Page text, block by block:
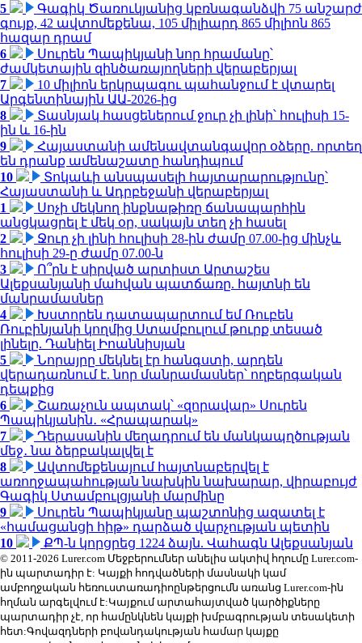
5
Գագիկ Ծառուկյանից կբռնագանձվի 75 անշարժ
գույք, 42 ավտոմեքենա, 105 միլիարդ 865 միլիոն 865
հազար դրամ
6
Սուրեն Պապիկյանի նոր հրամանը՝
ժամկետային զինծառայողների վերաբերյալ
7
10 միլիոն երկրպագու պահանջում է վտարել
Արգենտինային ԱԱ-2026-ից
8
Տասնյակ հասցեներում ջուր չի լինի՝ հուլիսի 15-
ին և 16-ին
9
Հայաստանի ամենավտանգավոր օձերը. որտեղ
են դրանք ամենաշատը հանդիպում
10
Տոկաևի անսպասելի հայտարարությունը՝
Հայաստանի և Ադրբեջանի վերաբերյալ
1
Սոչի մեկնող ինքնաթիռը ճանապարհին
անցկացրել է մեկ օր, սակայն տեղ չի հասել
2
Ջուր չի լինի հուլիսի 28-ին ժամը 07.00-ից մինչև
հուլիսի 29-ը ժամը 07.00-ն
3
Ո՞րն է սիրված արտիստ Արտաշես
Ալեքսանյանի մահվան պատճառը. հայտնի են
մանրամասներ
4
Խստորեն դատապարտում եմ Ռուբեն
Ռուբինյանի կողմից Ստամբուլում թուրք տեսած
լինելը. Դանիել Իոաննիսյան
5
Նորայրը մեկնել էր հանգստի, արդեն
վերադառնում է. նոր մանրամասներ՝ ողբերգական
դեպքից
6
Շառաչուն ապտակ՝ «զորավար» Սուրեն
Պապիկյանին․ «Հրապարակ»
7
Դերասանին մեղադրում են մանկապղծության
մեջ․ նա ձերբակալվել է
8
Ավտոմեքենայում հայտնաբերվել է
առողջապահության նախկին նախարար, վիրաբույժ
Գագիկ Ստամբուլցյանի մարմինը
9
Սուրեն Պապիկյանը պաշտոնից ազատել է
«համացանցի հիթ» դարձած վարչության պետին
10
ՔՊ-ն կորցրեց 1224 ձայն. Վահագն Ալեքսանյան
© 2011-2026 Lurer.com Մեջբերումներ անելիս ակտիվ հղումը Lurer.com-
ին պարտադիր է: Կայքի հոդվածների մասնակի կամ
ամբողջական հեռուստառադիոընթերցումն առանց Lurer.com-ին
հղման արգելվում է:Կայքում արտահայտված կարծիքները
պարտադիր չէ, որ համընկնեն կայքի խմբագրության տեսակետի
հետ:Գովազդների բովանդակության համար կայքը